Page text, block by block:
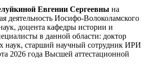
Евгении Сергеевны на
деятельность Иосифо-Волоколамского
доцента кафедры истории и
в данной области: доктор
наук, старший научный сотрудник ИРИ
2026 года Высшей аттестационной